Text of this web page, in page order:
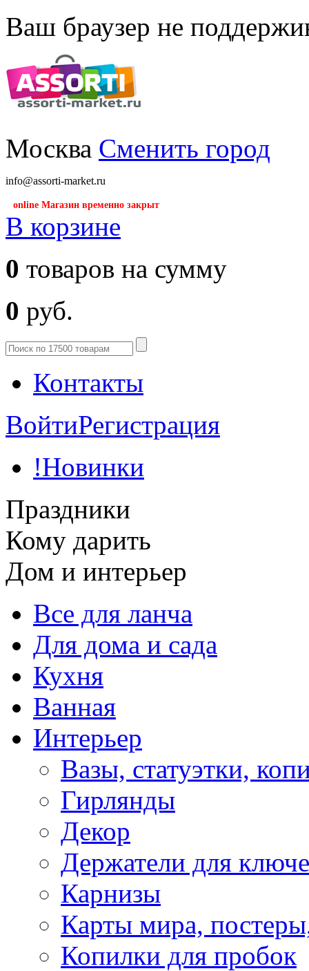
Ваш браузер не
Москва Сменить город
info@assorti-market.ru
online Магазин временно закрыт
В корзине
0 товаров на сумму
0 руб.
Контакты
ВойтиРегистрация
!Новинки
Праздники
Кому дарить
Дом и интерьер
Все для ланча
Для дома и сада
Кухня
Ванная
Интерьер
Вазы, статуэтки,
Гирлянды
Декор
Держатели для
Карнизы
Карты мира,
Копилки для пробок